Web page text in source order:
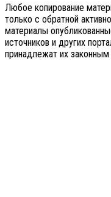
Любое копирование
только с обратной
материалы
источников и других
принадлежат их